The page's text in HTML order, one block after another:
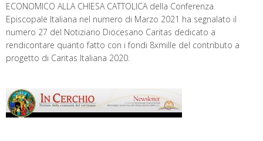
ECONOMICO ALLA CHIESA CATTOLICA della Conferenza
Episcopale Italiana nel numero di Marzo 2021 ha segnalato il
numero 27 del Notiziario Diocesano Caritas dedicato a
rendicontare quanto fatto con i fondi 8xmille del contributo a
progetto di Caritas Italiana 2020.